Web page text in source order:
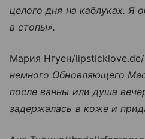
целого дня на каблуках. Я
в стопы».
Мария Нгуен/
немного Обновляющего
после ванны или душа
задержалась в коже и